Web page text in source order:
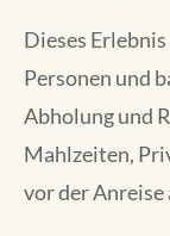
Dieses
Personen und
Abholung und
Mahlzeiten,
vor der